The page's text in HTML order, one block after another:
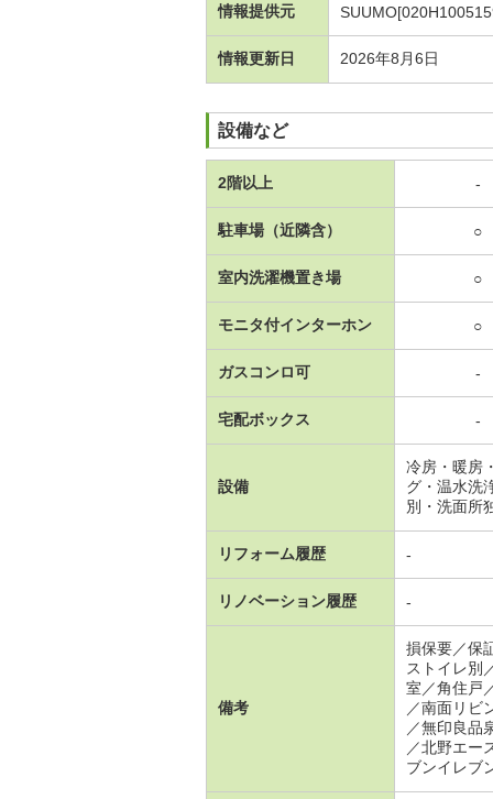
情報提供元
情報更新日 2026年8月6日
設備など
2階以上 -
駐車場（近隣含） ○
室内洗濯機置き場 ○
モニタ付インターホン ○
ガスコンロ可 -
宅配ボックス -
設備
冷房・暖房
グ・温水洗
別・洗面所
リフォーム履歴 -
リノベーション履歴 -
備考
損保要／保
ストイレ別
室／角住戸
／南面リビ
／無印良品
／北野エー
ブンイレブ